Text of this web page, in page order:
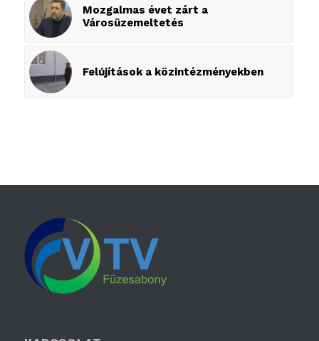
Mozgalmas évet zárt a
Városüzemeltetés
Felújítások a közintézményekben